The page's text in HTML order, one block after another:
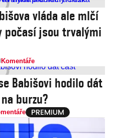
vláda ale mlčí
počasí jsou trvalými
Komentáře
Babišovi hodilo dát
burzu?